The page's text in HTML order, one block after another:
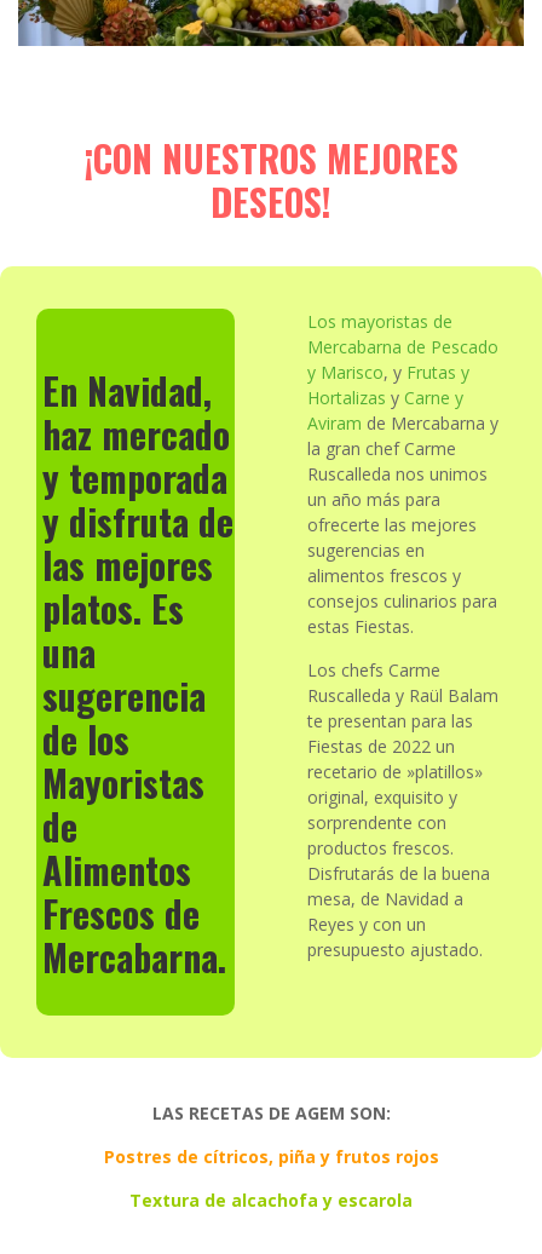
¡CON NUESTROS MEJORES
DESEOS!
En Navidad,
haz mercado
y temporada
y disfruta de
las mejores
platos. Es
una
sugerencia
de los
Mayoristas
de
Alimentos
Frescos de
Mercabarna.
Los mayoristas de
Mercabarna de Pescado
y Marisco, y Frutas y
Hortalizas y Carne y
Aviram de Mercabarna y
la gran chef Carme
Ruscalleda nos unimos
un año más para
ofrecerte las mejores
sugerencias en
alimentos frescos y
consejos culinarios para
estas Fiestas.
Los chefs Carme
Ruscalleda y Raül Balam
te presentan para las
Fiestas de 2022 un
recetario de »platillos»
original, exquisito y
sorprendente con
productos frescos.
Disfrutarás de la buena
mesa, de Navidad a
Reyes y con un
presupuesto ajustado.
LAS RECETAS DE AGEM SON:
Postres de cítricos, piña y frutos rojos
Textura de alcachofa y escarola